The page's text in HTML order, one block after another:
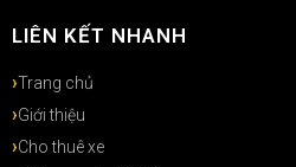
LIÊN KẾT NHANH
Trang chủ
Giới thiệu
Cho thuê xe